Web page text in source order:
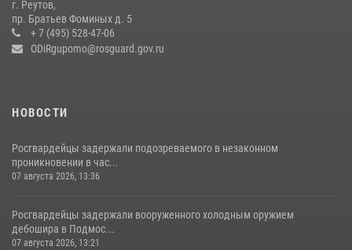
препятствий со стрельбой
14 июля 2026, 15:13
г. Реутов,
пр. Братьев Фоминых д. 5
+ 7 (495) 528-47-06
ODiRgupomo@rosguard.gov.ru
НОВОСТИ
Росгвардейцы задержали подозреваемого в незаконном
проникновении в час...
07 августа 2026, 13:36
Росгвардейцы задержали вооруженного холодным оружием
дебошира в Подмос...
07 августа 2026, 13:21